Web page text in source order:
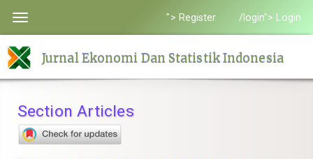
to
page
content
Navigation
Main
Toggle
"> Register /login"> Login
Jurnal Ekonomi Dan Statistik Indonesia
Section Articles